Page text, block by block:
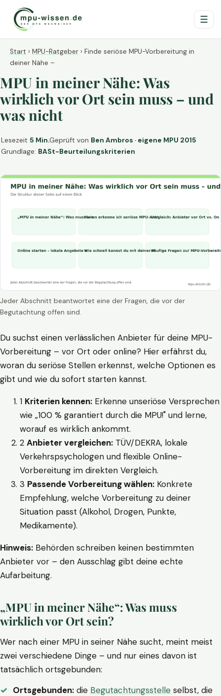
☰
Start › MPU-Ratgeber › Finde seriöse MPU-Vorbereitung in
deiner Nähe –
MPU in meiner Nähe: Was
wirklich vor Ort sein muss – und
was nicht
Lesezeit 5 Min.Geprüft von Ben Ambros · eigene MPU 2015
Grundlage: BASt-Beurteilungskriterien
Jeder Abschnitt beantwortet eine der Fragen, die vor der
Begutachtung offen sind.
Du suchst einen verlässlichen Anbieter für deine MPU-
Vorbereitung – vor Ort oder online? Hier erfährst du,
woran du seriöse Stellen erkennst, welche Optionen es
gibt und wie du sofort starten kannst.
1 Kriterien kennen: Erkenne unseriöse Versprechen
wie „100 % garantiert durch die MPU!" und lerne,
worauf es wirklich ankommt.
2 Anbieter vergleichen: TÜV/DEKRA, lokale
Verkehrspsychologen und flexible Online-
Vorbereitung im direkten Vergleich.
3 Passende Vorbereitung wählen: Konkrete
Empfehlung, welche Vorbereitung zu deiner
Situation passt (Alkohol, Drogen, Punkte,
Medikamente).
Hinweis: Behörden schreiben keinen bestimmten
Anbieter vor – den Ausschlag gibt deine echte
Aufarbeitung.
„MPU in meiner Nähe“: Was muss
wirklich vor Ort sein?
Wer nach einer MPU in seiner Nähe sucht, meint meist
zwei verschiedene Dinge – und nur eines davon ist
tatsächlich ortsgebunden:
Ortsgebunden: die Begutachtungsstelle selbst, die